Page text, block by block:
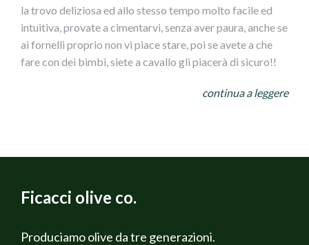
la trovo deliziosa ed allo stesso tempo molto facile ed
intuitiva, provate a cimentarvi, senza aver paura, anche se
ai fornelli proprio non vi piace stare, poi se avete a che
fare con dei bimbi, siete a cavallo gli piacerà di sicuro!!
2 coste di Sedano verde
200 g di Prosciutto cotto Martelli
continua a leggere
Ficacci olive co.
Produciamo olive da tre generazioni.